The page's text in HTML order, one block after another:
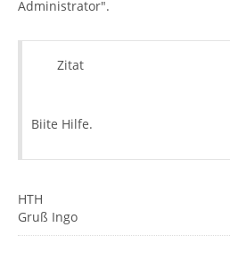
Administrator".
Zitat
Biite Hilfe.
HTH
Gruß Ingo